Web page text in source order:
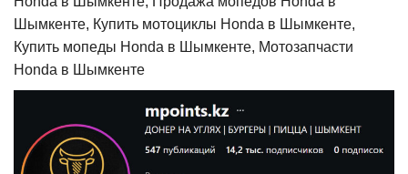
Шымкенте, Купить мотоциклы Honda в Шымкенте,
Купить мопеды Honda в Шымкенте, Мотозапчасти
Honda в Шымкенте